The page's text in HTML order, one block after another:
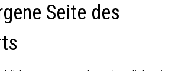
Seite des